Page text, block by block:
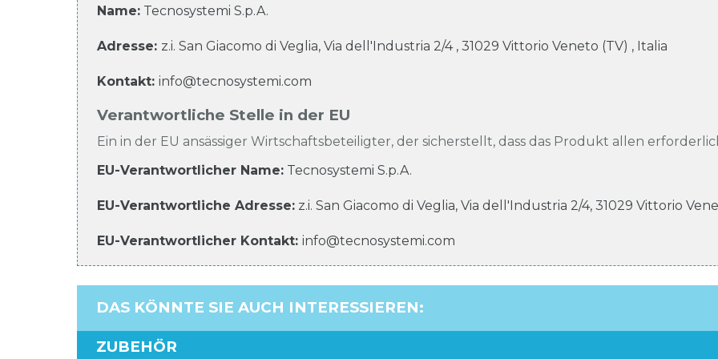
Name: Tecnosystemi S.p.A.
Adresse: z.i. San Giacomo di Veglia, Via dell'Industria 2/4, 31029 Vittorio Veneto (TV) , Italia
Kontakt: info@tecnosystemi.com
Verantwortliche Stelle in der EU
Ein in der EU ansässiger Wirtschaftsbeteiligter, der sicherstellt, dass das Produkt allen
EU-Verantwortlicher Name: Tecnosystemi S.p.A.
EU-Verantwortliche Adresse: z.i. San Giacomo di Veglia, Via dell'Industria 2/4, 31029 Vittorio
EU-Verantwortlicher Kontakt: info@tecnosystemi.com
DAS KÖNNTE SIE AUCH INTERESSIEREN:
ZUBEHÖR